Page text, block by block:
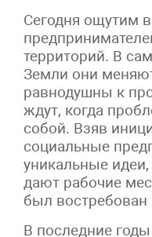
Сегодня ощутим
территорий. В
Земли они
равнодушны к
ждут, когда
собой. Взяв
социальные
уникальные
дают рабочие
был востребован
В последние